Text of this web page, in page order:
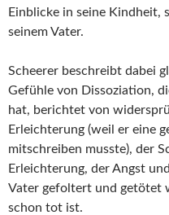
Einblicke in seine Kindheit,
seinem Vater.
Scheerer beschreibt dabei
Gefühle von Dissoziation,
hat, berichtet von
Erleichterung (weil er eine
mitschreiben musste), der
Erleichterung, der Angst
Vater gefoltert und getötet
schon tot ist.